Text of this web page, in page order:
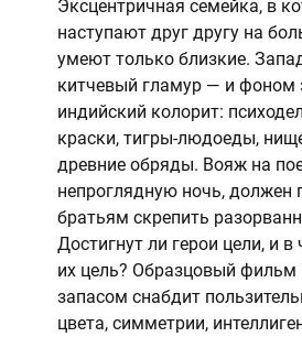
Эксцентричная семейка, в
наступают друг другу на
умеют только близкие.
китчевый гламур — и
индийский колорит:
краски, тигры-людоеды,
древние обряды. Вояж на
непроглядную ночь, должен
братьям скрепить
Достигнут ли герои цели, и
их цель? Образцовый фильм
запасом снабдит
цвета, симметрии,